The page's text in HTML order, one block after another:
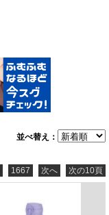
並べ替え：
1667 次へ 次の10頁